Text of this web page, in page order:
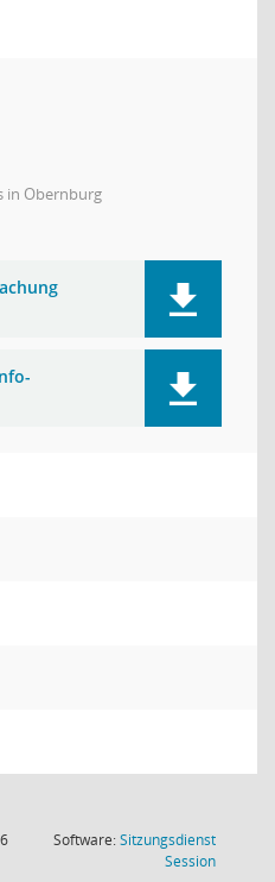
in Obernburg
Software:Sitzungsdienst
Session(Wird in